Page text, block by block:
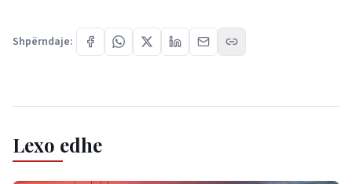
Shpërndaje:
Lexo edhe